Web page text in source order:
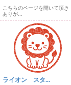
こちらのページを開いて頂き
ありが...
ライオン スタ...